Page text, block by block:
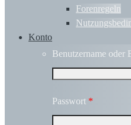
Forenregeln
Konto
Benutzername oder
Passwort *